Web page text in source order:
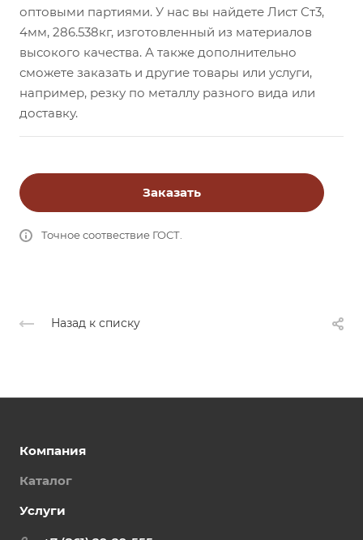
оптовыми партиями. У нас вы найдете Лист Ст3,
4мм, 286.538кг, изготовленный из материалов
высокого качества. А также дополнительно
сможете заказать и другие товары или услуги,
например, резку по металлу разного вида или
доставку.
Заказать
Точное соотвествие ГОСТ.
Назад к списку
Компания
Каталог
Услуги